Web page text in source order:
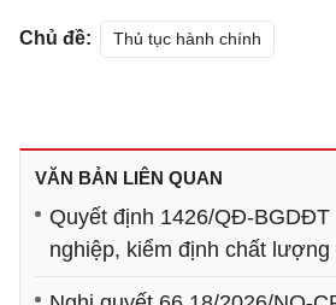
Chủ đề: Thủ tục hành chính
VĂN BẢN LIÊN QUAN
Quyết định 1426/QĐ-
nghiệp, kiểm định chất lượng